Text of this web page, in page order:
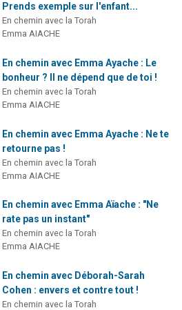
Prends exemple sur l'enfant...
En chemin avec la Torah
Emma AIACHE
En chemin avec Emma Ayache : Le
bonheur ? Il ne dépend que de toi !
En chemin avec la Torah
Emma AIACHE
En chemin avec Emma Ayache : Ne te
retourne pas !
En chemin avec la Torah
Emma AIACHE
En chemin avec Emma Aïache : "Ne
rate pas un instant"
En chemin avec la Torah
Emma AIACHE
En chemin avec Déborah-Sarah
Cohen : envers et contre tout !
En chemin avec la Torah